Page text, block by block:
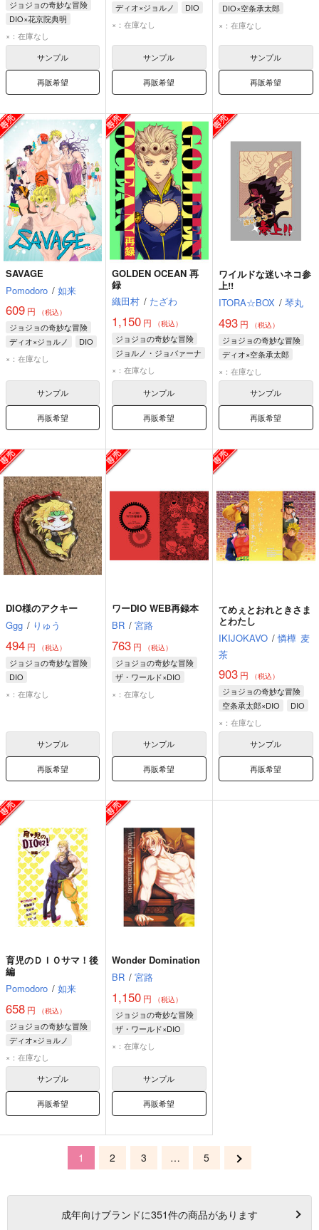
ジョジョの奇妙な冒険
DIO×花京院典明
花京院典明
×：在庫なし
サンプル
再販希望
ディオ×ジョルノ
DIO
ジョルノ・ジョバァーナ
×：在庫なし
サンプル
再販希望
DIO×空条承太郎
空条承太郎
×：在庫なし
サンプル
再販希望
SAVAGE
Pomodoro / 如来
609 円 （税込）
ジョジョの奇妙な冒険
ディオ×ジョルノ
DIO
ジョルノ・ジョバァーナ
×：在庫なし
サンプル
再販希望
GOLDEN OCEAN 再
録
織田村 / たざわ
1,150 円 （税込）
ジョジョの奇妙な冒険
ジョルノ・ジョバァーナ
DIO
吉良吉影
×：在庫なし
サンプル
再販希望
ワイルドな迷いネコ参
上!!
ITORA☆BOX / 琴丸
493円 （税込）
ジョジョの奇妙な冒険
ディオ×空条承太郎
空条承太郎
×：在庫なし
サンプル
再販希望
DIO様のアクキー
Ggg / りゅう
494 円 （税込）
ジョジョの奇妙な冒険
DIO
×：在庫なし
サンプル
再販希望
ワーDIO WEB再録本
BR / 宮路
763 円 （税込）
ジョジョの奇妙な冒険
ザ・ワールド×DIO
DIO
ザ・ワールド
×：在庫なし
サンプル
再販希望
てめぇとおれときさま
とわたし
IKIJOKAVO / 憐樺 麦
茶
903円 （税込）
ジョジョの奇妙な冒険
空条承太郎×DIO
DIO
空条承太郎
×：在庫なし
サンプル
再販希望
育児のＤＩＯサマ！後
編
Pomodoro / 如来
658 円 （税込）
ジョジョの奇妙な冒険
ディオ×ジョルノ
ジョルノ・ジョバァーナ
DIO
×：在庫なし
サンプル
再販希望
Wonder Domination
BR / 宮路
1,150 円 （税込）
ジョジョの奇妙な冒険
ザ・ワールド×DIO
DIO
ザ・ワールド
×：在庫なし
サンプル
再販希望
1 2 3 … 5
成年向けブランドに351件の商品があります